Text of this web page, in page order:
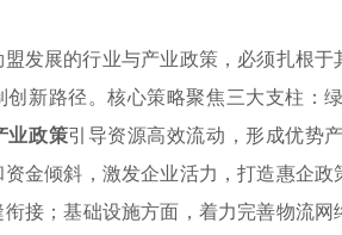
发展的行业与产业政策，必须扎根
创新路径。核心策略聚焦三大支柱：
业政策引导资源高效流动，形成优势
资金倾斜，激发企业活力，打造惠企
接；基础设施方面，着力完善物流